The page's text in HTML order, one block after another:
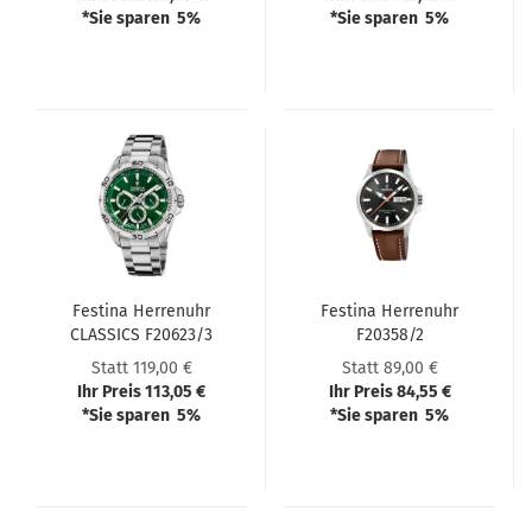
*Sie sparen 5%
*Sie sparen 5%
Festi­na Her­ren­uhr
CLAS­SICS F20623/3
Statt 119,00 €
Ihr Preis 113,05 €
*Sie sparen 5%
Festi­na Her­ren­uhr
F20358/2
Statt 89,00 €
Ihr Preis 84,55 €
*Sie sparen 5%